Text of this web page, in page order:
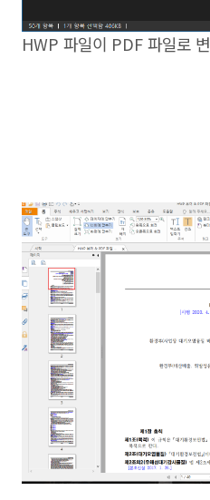
HWP 파일이 PDF 파일로